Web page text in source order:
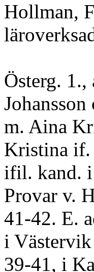
Hollman,
Österg.
m. Aina
Kristina
ifil. kand. i
Provar v.
41-42. E.
i
39-41, i